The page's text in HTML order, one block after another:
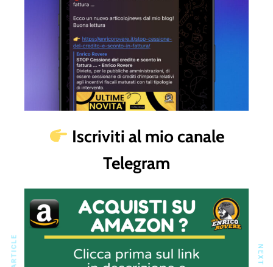
Iscriviti al mio canale
Telegram